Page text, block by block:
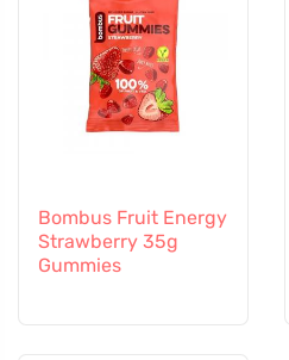
Bombus Fruit Energy
Strawberry 35g
Gummies